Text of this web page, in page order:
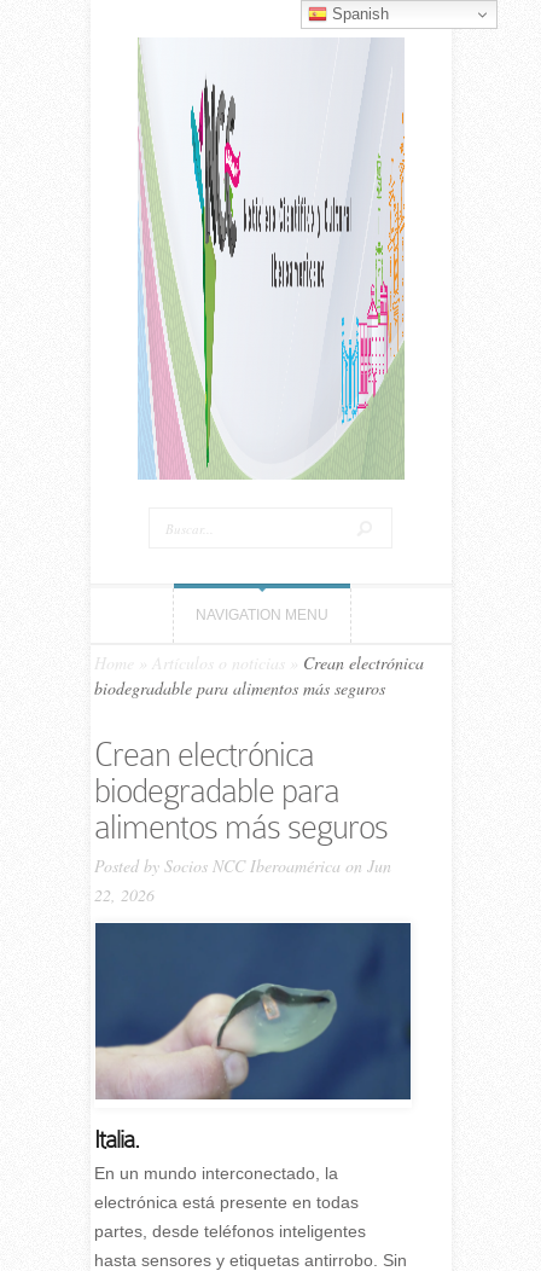
NAVIGATION MENU
Home Artículos o noticias
Crean electrónica
biodegradable para alimentos más seguros
Crean electrónica
biodegradable para
alimentos más seguros
Posted by Socios NCC Iberoamérica on Jun
22, 2026
Italia.
En un mundo interconectado, la
electrónica está presente en todas
partes, desde teléfonos inteligentes
hasta sensores y etiquetas antirrobo. Sin
Spanish